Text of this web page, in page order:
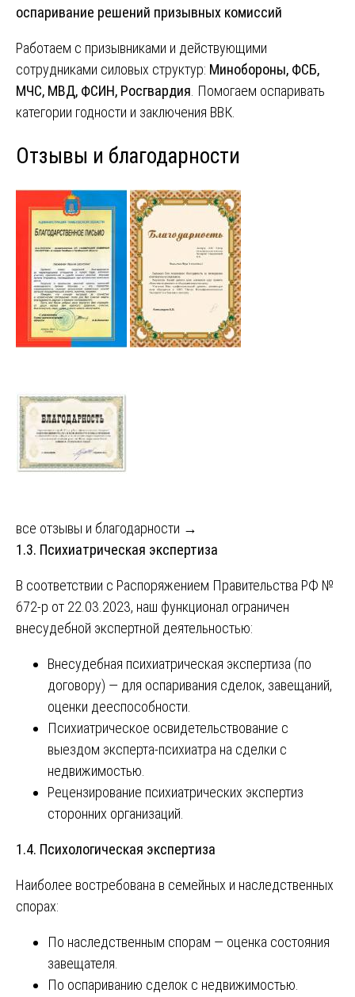
оспаривание решений призывных комиссий
Работаем с призывниками и действующими
сотрудниками силовых структур: Минобороны, ФСБ,
МЧС, МВД, ФСИН, Росгвардия . Помогаем оспаривать
категории годности и заключения ВВК.
Отзывы и благодарности
все отзывы и благодарности →
1.3. Психиатрическая экспертиза
В соответствии с Распоряжением Правительства РФ №
672-р от 22.03.2023, наш функционал ограничен
внесудебной экспертной деятельностью:
Внесудебная психиатрическая экспертиза (по
договору) — для оспаривания сделок, завещаний,
оценки дееспособности.
Психиатрическое освидетельствование с
выездом эксперта-психиатра на сделки с
недвижимостью.
Рецензирование психиатрических экспертиз
сторонних организаций.
1.4. Психологическая экспертиза
Наиболее востребована в семейных и наследственных
спорах:
По наследственным спорам — оценка состояния
завещателя.
По оспариванию сделок с недвижимостью.